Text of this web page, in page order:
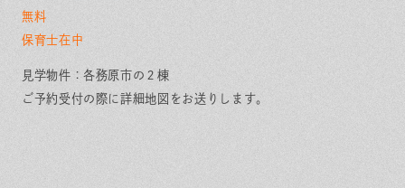
無料
保育士在中
見学物件：各務原市の２棟
ご予約受付の際に詳細地図をお送りします。